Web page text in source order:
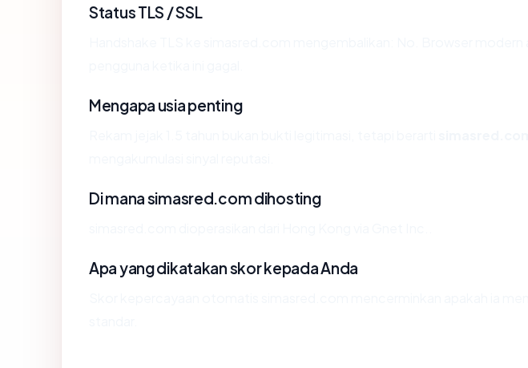
Status TLS / SSL
Mengapa usia penting
Di mana simasred.com dihosting
Apa yang dikatakan skor kepada Anda